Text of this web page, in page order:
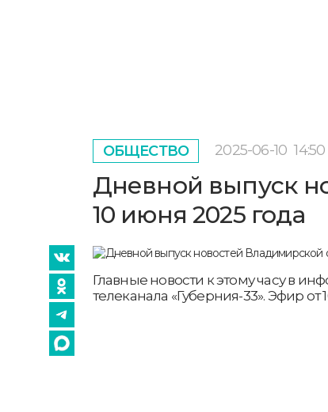
ОБЩЕСТВО 2025-06-10 14:50
Дневной выпуск
10 июня 2025 года
Главные новости к этому часу в
телеканала «Губерния-33». Эфир от